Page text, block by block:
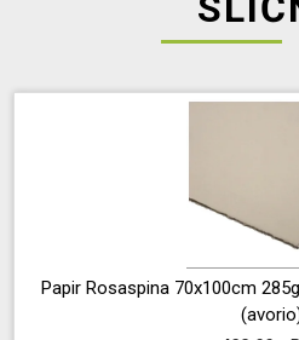
Papir Rosaspina 70x100cm